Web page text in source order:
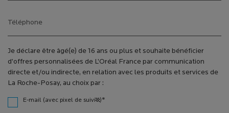
Téléphone
Je déclare être âgé(e) de 16 ans ou plus et souhaite bénéficier
d’offres personnalisées de L’Oréal France par communication
directe et/ou indirecte, en relation avec les produits et services de
La Roche-Posay, au choix par :
E-mail (avec pixel de suivi¹)*